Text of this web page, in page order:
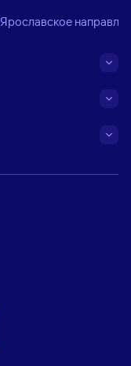
Ярославское